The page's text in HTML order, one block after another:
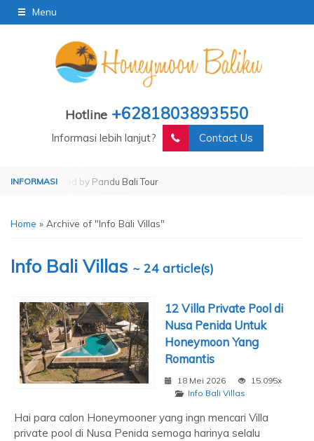
Menu
Hotline +6281803893550
Informasi lebih lanjut? Contact Us
Operated by Pandu Bali Tour
Home » Archive of "Info Bali Villas"
Info Bali Villas ~ 24 article(s)
12 Villa Private Pool di
Nusa Penida Untuk
Honeymoon Yang
Romantis
18 Mei 2026
15.095x
Info Bali Villas
Hai para calon Honeymooner yang ingn mencari Villa
private pool di Nusa Penida semoga harinya selalu